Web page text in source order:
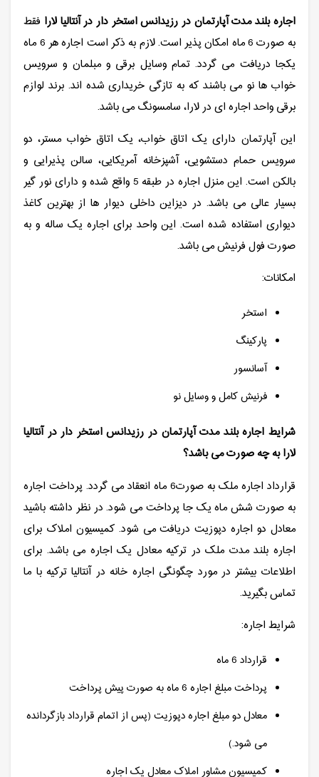
اجاره بلند مدت آپارتمان در رزیدانس استخر دار در آنتالیا لارا فقط
به صورت 6 ماه امکان پذیر است. لازم به ذکر است اجاره هر 6 ماه
یکجا دریافت می گردد. تمام وسایل برقی و مبلمان و سرویس
خواب ها نو می باشند که به تازگی خریداری شده اند. برند لوازم
برقی واحد اجاره ای در لارا، سامسونگ می باشد.
این آپارتمان دارای یک اتاق خواب، یک اتاق خواب مستر، دو
سرویس حمام دستشویی، آشپزخانه آمریکایی، سالن پذیرایی و
بالکن است. این منزل اجاره در طبقه 5 واقع شده و دارای نور گیر
بسیار عالی می باشد. در دیزاین داخلی دیوار ها از بهترین کاغذ
دیواری استفاده شده است. این واحد برای اجاره یک ساله و به
صورت فول فرنیش می باشد.
امکانات:
استخر
پارکینگ
آسانسور
فرنیش کامل و وسایل نو
شرایط اجاره بلند مدت آپارتمان در رزیدانس استخر دار در آنتالیا
لارا به چه صورت می باشد؟
قرارداد اجاره ملک به صورت6 ماه انعقاد می گردد. پرداخت اجاره
به صورت شش ماه یک جا پرداخت می شود. در نظر داشته باشید
معادل دو اجاره دپوزیت دریافت می شود. کمیسیون املاک برای
اجاره بلند مدت ملک در ترکیه معادل یک اجاره می باشد. برای
اطلاعات بیشتر در مورد چگونگی اجاره خانه در آنتالیا ترکیه با ما
تماس بگیرید.
شرایط اجاره:
قرارداد 6 ماه
پرداخت مبلغ اجاره 6 ماه به صورت پیش پرداخت
معادل دو مبلغ اجاره دپوزیت (پس از اتمام قرارداد بازگردانده
می شود.)
کمیسیون مشاور املاک معادل یک اجاره